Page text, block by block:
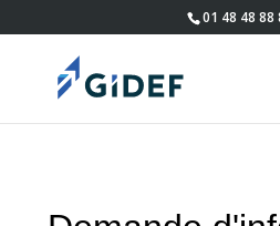
01 48 48 88